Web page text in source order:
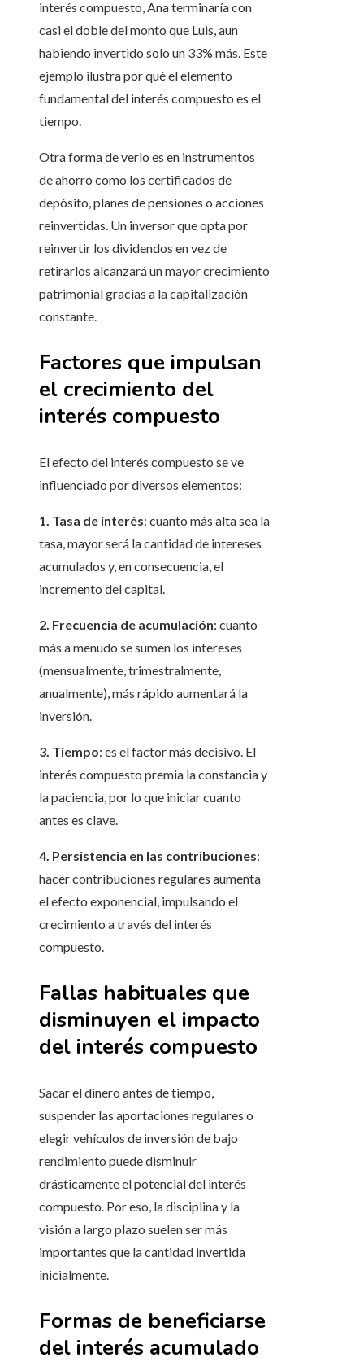
interés compuesto, Ana terminaría con
casi el doble del monto que Luis, aun
habiendo invertido solo un 33% más. Este
ejemplo ilustra por qué el elemento
fundamental del interés compuesto es el
tiempo.
Otra forma de verlo es en instrumentos
de ahorro como los certificados de
depósito, planes de pensiones o acciones
reinvertidas. Un inversor que opta por
reinvertir los dividendos en vez de
retirarlos alcanzará un mayor crecimiento
patrimonial gracias a la capitalización
constante.
Factores que impulsan
el crecimiento del
interés compuesto
El efecto del interés compuesto se ve
influenciado por diversos elementos:
1. Tasa de interés: cuanto más alta sea la
tasa, mayor será la cantidad de intereses
acumulados y, en consecuencia, el
incremento del capital.
2. Frecuencia de acumulación: cuanto
más a menudo se sumen los intereses
(mensualmente, trimestralmente,
anualmente), más rápido aumentará la
inversión.
3. Tiempo: es el factor más decisivo. El
interés compuesto premia la constancia y
la paciencia, por lo que iniciar cuanto
antes es clave.
4. Persistencia en las contribuciones:
hacer contribuciones regulares aumenta
el efecto exponencial, impulsando el
crecimiento a través del interés
compuesto.
Fallas habituales que
disminuyen el impacto
del interés compuesto
Sacar el dinero antes de tiempo,
suspender las aportaciones regulares o
elegir vehículos de inversión de bajo
rendimiento puede disminuir
drásticamente el potencial del interés
compuesto. Por eso, la disciplina y la
visión a largo plazo suelen ser más
importantes que la cantidad invertida
inicialmente.
Formas de beneficiarse
del interés acumulado